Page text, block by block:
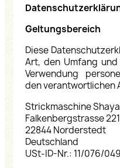
Geltungsbereich
Diese
Art, den Umfang
Verwendung
den verantwortlichen
Strickmaschine
Falkenbergstrasse 221
22844 Norderstedt
Deutschland
USt-ID-Nr.: 11/076/